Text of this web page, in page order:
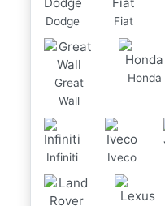
Dodge Fiat
Great
Wall
Honda
Infiniti Iveco